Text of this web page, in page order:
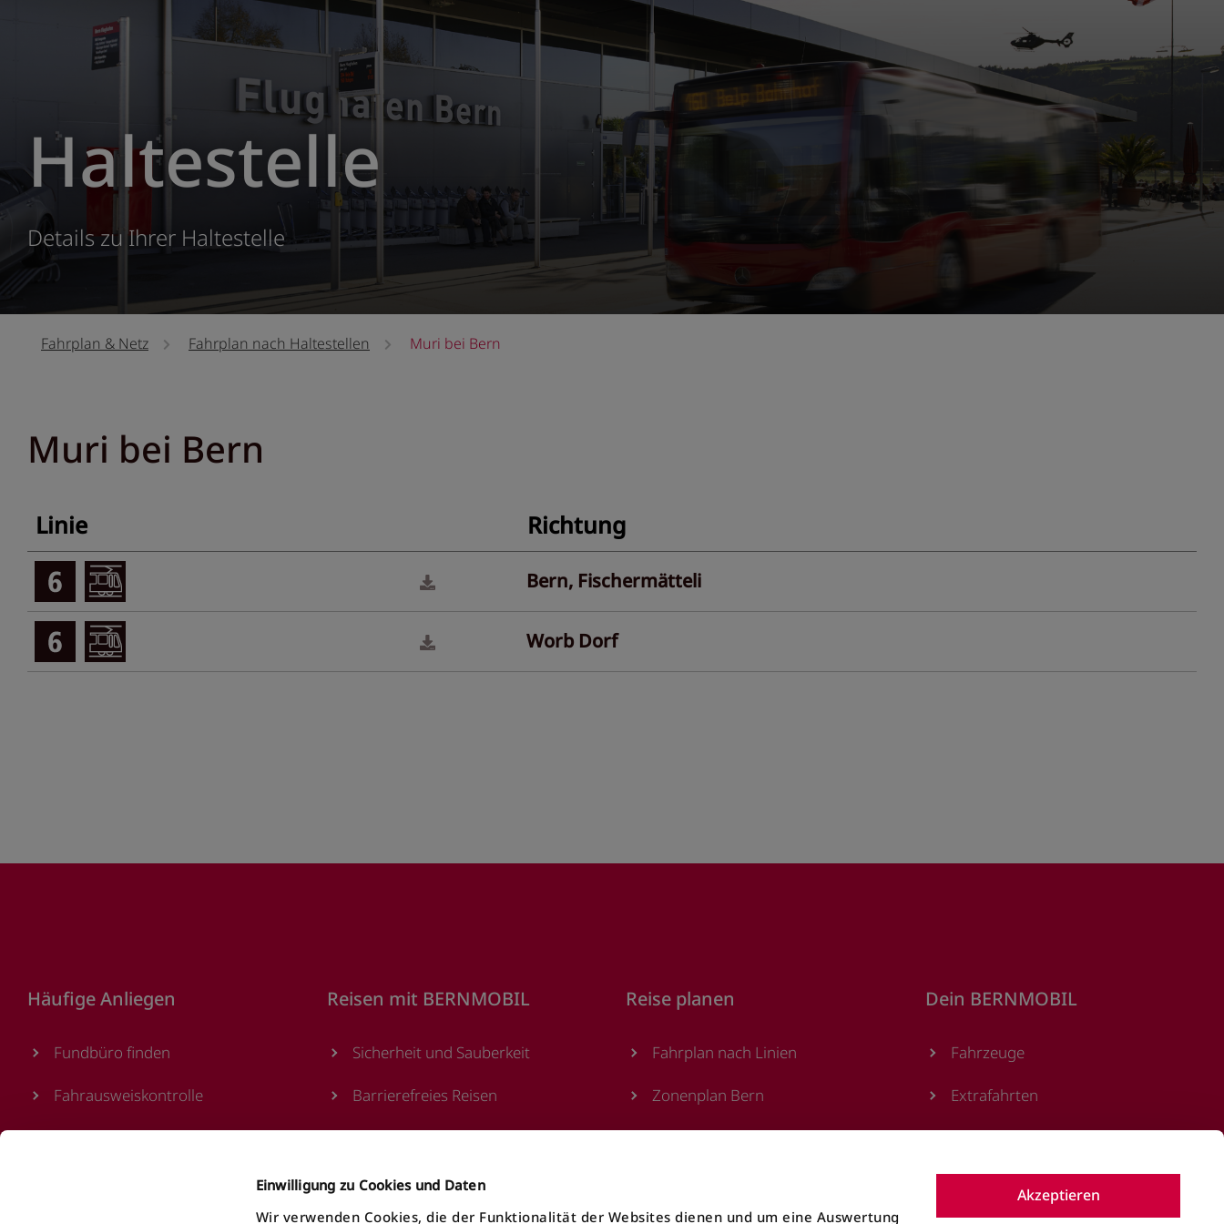
Einwilligung zu Cookies und Daten
Wir verwenden Cookies, die der Funktionalität der Websites dienen und um eine Auswertung
Akzeptieren
Haltestelle
Details zu Ihrer Haltestelle
Fahrplan & Netz Fahrplan nach Haltestellen Muri bei Bern
Muri bei Bern
Linie Richtung
Bern, Fischermätteli
Worb Dorf
Häufige Anliegen
Fundbüro finden
Fahrausweiskontrolle
Reisen mit BERNMOBIL
Sicherheit und Sauberkeit
Barrierefreies Reisen
Ticketautomaten
Reise planen
Fahrplan nach Linien
Zonenplan Bern
Dein BERNMOBIL
Fahrzeuge
Extrafahrten